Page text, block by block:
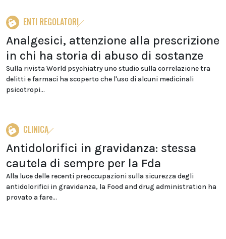
ENTI REGOLATORI
Analgesici, attenzione alla prescrizione
in chi ha storia di abuso di sostanze
Sulla rivista World psychiatry uno studio sulla correlazione tra
delitti e farmaci ha scoperto che l'uso di alcuni medicinali
psicotropi...
CLINICA
Antidolorifici in gravidanza: stessa
cautela di sempre per la Fda
Alla luce delle recenti preoccupazioni sulla sicurezza degli
antidolorifici in gravidanza, la Food and drug administration ha
provato a fare...